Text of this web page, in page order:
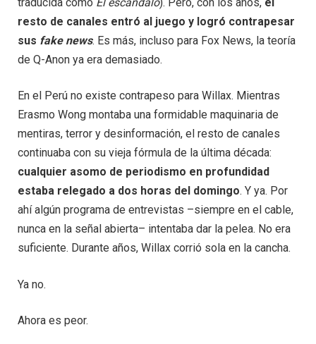
resto de canales entró al juego y logró contrapesar
sus fake news. Es más, incluso para Fox News, la teoría
de Q-Anon ya era demasiado.
En el Perú no existe contrapeso para Willax. Mientras
Erasmo Wong montaba una formidable maquinaria de
mentiras, terror y desinformación, el resto de canales
continuaba con su vieja fórmula de la última década:
cualquier asomo de periodismo en profundidad
estaba relegado a dos horas del domingo. Y ya. Por
ahí algún programa de entrevistas –siempre en el cable,
nunca en la señal abierta– intentaba dar la pelea. No era
suficiente. Durante años, Willax corrió sola en la cancha.
Ya no.
Ahora es peor.